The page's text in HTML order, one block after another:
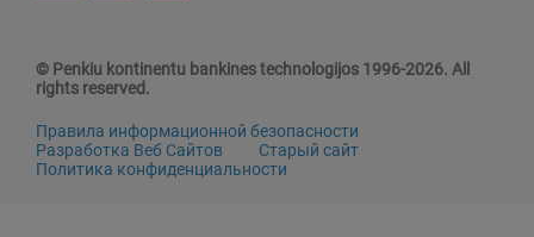
© Penkiu kontinentu bankines technologijos 1996-2026. All
rights reserved.
Правила информационной безопасности
Разработка Веб Сайтов
Старый сайт
Политика конфиденциальности